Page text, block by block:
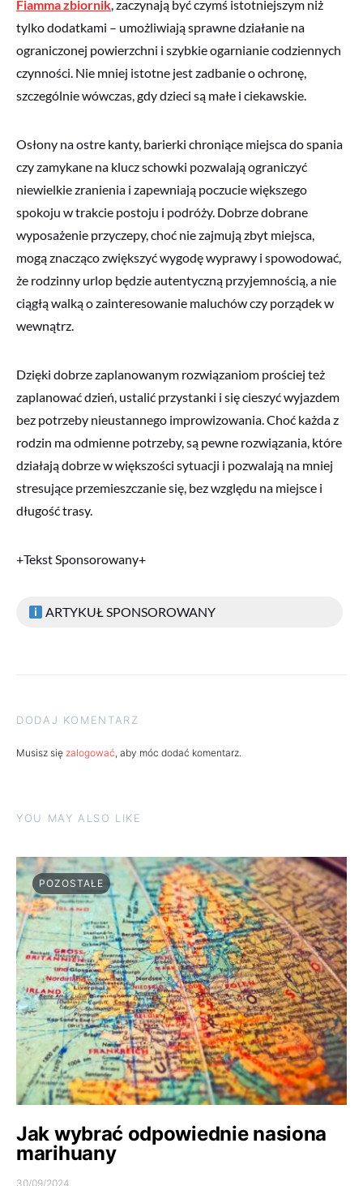
Fiamma zbiornik, zaczynają być czymś istotniejszym niż
tylko dodatkami – umożliwiają sprawne działanie na
ograniczonej powierzchni i szybkie ogarnianie codziennych
czynności. Nie mniej istotne jest zadbanie o ochronę,
szczególnie wówczas, gdy dzieci są małe i ciekawskie.
Osłony na ostre kanty, barierki chroniące miejsca do spania
czy zamykane na klucz schowki pozwalają ograniczyć
niewielkie zranienia i zapewniają poczucie większego
spokoju w trakcie postoju i podróży. Dobrze dobrane
wyposażenie przyczepy, choć nie zajmują zbyt miejsca,
mogą znacząco zwiększyć wygodę wyprawy i spowodować,
że rodzinny urlop będzie autentyczną przyjemnością, a nie
ciągłą walką o zainteresowanie maluchów czy porządek w
wewnątrz.
Dzięki dobrze zaplanowanym rozwiązaniom prościej też
zaplanować dzień, ustalić przystanki i się cieszyć wyjazdem
bez potrzeby nieustannego improwizowania. Choć każda z
rodzin ma odmienne potrzeby, są pewne rozwiązania, które
działają dobrze w większości sytuacji i pozwalają na mniej
stresujące przemieszczanie się, bez względu na miejsce i
długość trasy.
+Tekst Sponsorowany+
ARTYKUŁ SPONSOROWANY
DODAJ KOMENTARZ
Musisz się zalogować, aby móc dodać komentarz.
YOU MAY ALSO LIKE
POZOSTAŁE
Jak wybrać odpowiednie nasiona
marihuany
30/09/2024